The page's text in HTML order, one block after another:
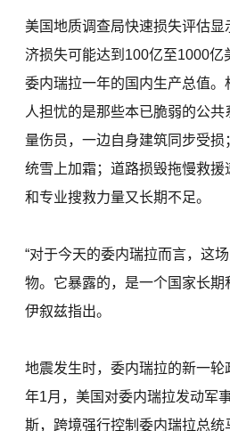
美国地质调查局快速损失评估
济损失可能达到100亿至1000亿
委内瑞拉一年的国内生产总值
人担忧的是那些本已脆弱的公
量伤员，一边自身建筑同步受
统雪上加霜；道路损毁拖慢救
和专业搜救力量又长期不足。
“对于今天的委内瑞拉而言，这
物。它暴露的，是一个国家长期
伊叙兹指出。
地震发生时，委内瑞拉的新一
年1月，美国对委内瑞拉发动军
斯，跨境强行控制委内瑞拉总统